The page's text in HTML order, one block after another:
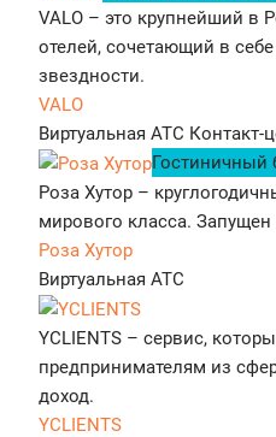
VALO – это крупнейший в
отелей, сочетающий в
звездности.
VALO
Виртуальная АТС Контакт-
Гостиничный
Роза Хутор –
мирового класса. Запущен
Роза Хутор
Виртуальная АТС
YCLIENTS – сервис,
предпринимателям из
доход.
YCLIENTS